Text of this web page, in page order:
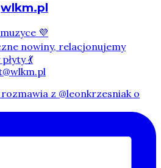
wlkm.pl
💜
nowiny, relacjonujemy
💃
z @leonkrzesniak o